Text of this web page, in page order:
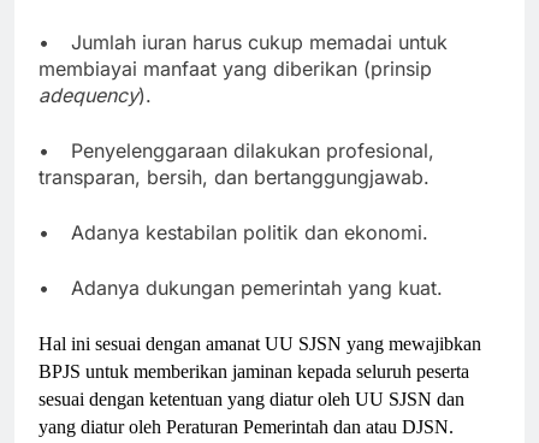
•
Jumlah iuran harus cukup memadai untuk
membiayai manfaat yang diberikan (prinsip
adequency).
•
Penyelenggaraan dilakukan profesional,
transparan, bersih, dan bertanggungjawab.
• Adanya kestabilan politik dan ekonomi.
• Adanya dukungan pemerintah yang kuat.
Hal ini sesuai dengan amanat UU SJSN yang mewajibkan
BPJS untuk memberikan jaminan kepada seluruh peserta
sesuai dengan ketentuan yang diatur oleh UU SJSN dan
yang diatur oleh Peraturan Pemerintah dan atau DJSN.